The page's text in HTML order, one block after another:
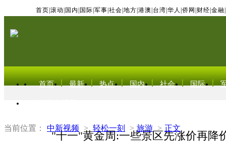
首页 滚动 国内 国际 军事 社会 地方 港澳 台湾 华人 侨网 财经 金融
首页 最新 热点 国内 社会 国际
当前位置： 中新视频 > 轻松一刻 > 旅游 > 正文
"十一"黄金周:一些景区先涨价再降